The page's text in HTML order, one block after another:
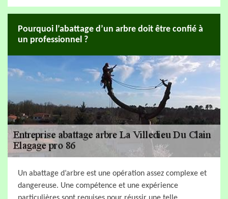
Pourquoi l’abattage d’un arbre doit être confié à
un professionnel ?
Un abattage d’arbre est une opération assez complexe et
dangereuse. Une compétence et une expérience